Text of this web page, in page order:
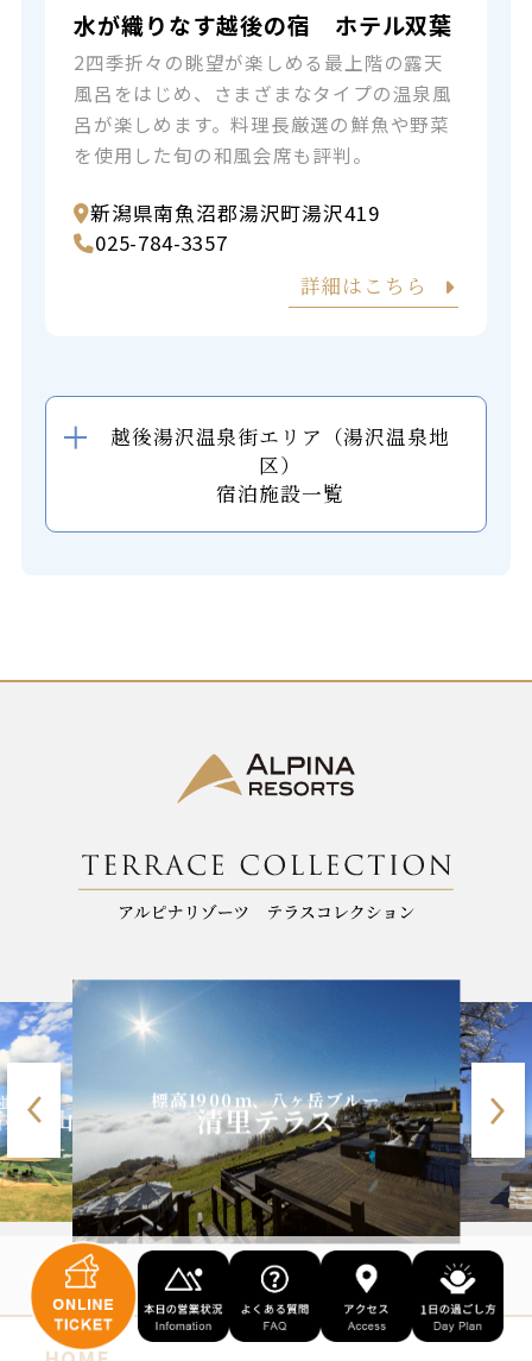
水が織りなす越後の宿 ホテル双葉
2四季折々の眺望が楽しめる最上階の露天
風呂をはじめ、さまざまなタイプの温泉風
呂が楽しめます。料理長厳選の鮮魚や野菜
を使用した旬の和風会席も評判。
新潟県南魚沼郡湯沢町湯沢419
025-784-3357
詳細はこちら
越後湯沢温泉街エリア（湯沢温泉地
区）
宿泊施設一覧
、八ヶ岳ブルー
テラス
天空の碧の世界
碧テラス